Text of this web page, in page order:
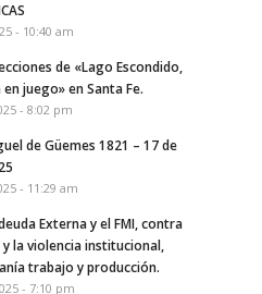
- 10:40 am
de «Lago Escondido,
juego» en Santa Fe.
- 8:02 pm
de Güemes 1821 – 17 de
- 11:29 am
Externa y el FMI, contra
la violencia institucional,
trabajo y producción.
- 7:10 pm